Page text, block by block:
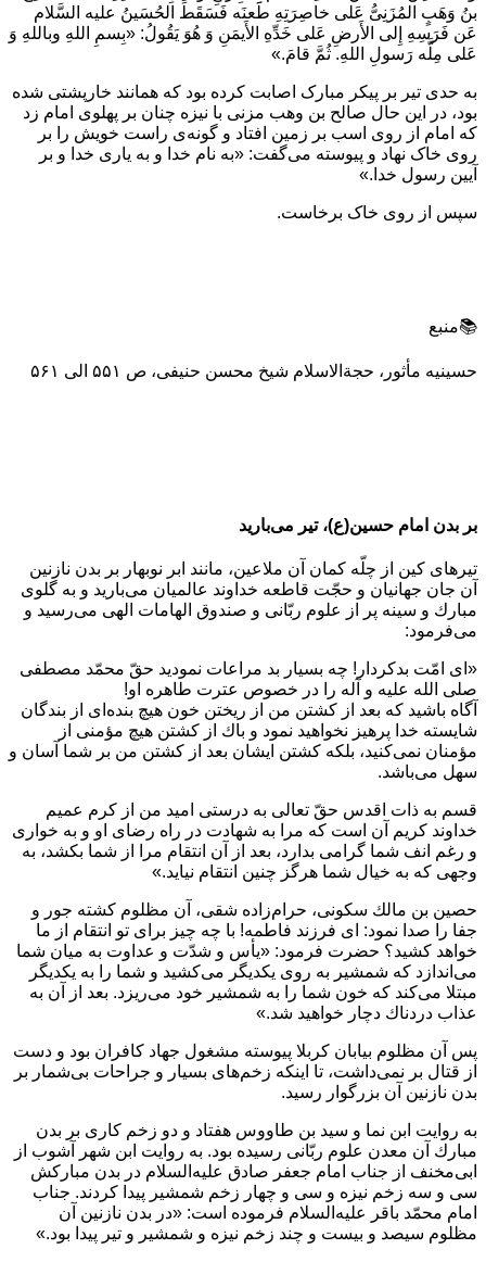
بنُ وَهَبٍ المُزَنِىُّ عَلى خاصِرَتِهِ طَعنَه فَسَقَطَ الحُسَينُ عليه السَّلام
عَن فَرَسِهِ إِلى الأَرضِ عَلى خَدِّهِ الأَيمَنِ وَ هُوَ يَقُولُ: «بِسمِ اللهِ وباللهِ وَ
عَلى مِلَّه رَسولِ اللهِ. ثُمَّ قامَ.»
به حدی تیر بر پیکر مبارک اصابت کرده بود که همانند خارپشتی شده
بود، در این حال صالح بن وهب مزنی با نیزه چنان بر پهلوی امام زد
که امام از روی اسب بر زمین افتاد و گونه‌ی راست خویش را بر
روی خاک نهاد و پیوسته می‌گفت: «به نام خدا و به یاری خدا و بر
آیین رسول خدا.»
سپس از روی خاک برخاست.
📚منبع
حسینیه مأثور، حجةالاسلام شیخ محسن حنیفی، ص ۵۵۱ الی ۵۶۱
بر بدن امام حسین(ع)، تیر می‌بارید
تيرهاى كين از چلّه كمان آن ملاعين، مانند ابر نوبهار بر بدن نازنين
آن جان جهانيان و حجّت قاطعه خداوند عالميان مى‌باريد و به گلوى
مبارك و سينه پر از علوم ربّانى و صندوق الهامات الهى مى‌رسيد و
مى‌فرمود:
«اى امّت بدكردار! چه بسيار بد مراعات نموديد حقّ‌ محمّد مصطفى
صلى الله عليه و آله را در خصوص عترت طاهره او!
آگاه باشيد كه بعد از كشتن من از ريختن خون هيچ بنده‌اى از بندگان
شايسته خدا پرهيز نخواهيد نمود و باك از كشتن هيچ مؤمنى از
مؤمنان نمى‌كنيد، بلكه كشتن ايشان بعد از كشتن من بر شما آسان و
سهل مى‌باشد.
قسم به ذات اقدس حقّ‌ تعالى به درستى اميد من از كرم عميم
خداوند كريم آن است كه مرا به شهادت در راه رضاى او و به خوارى
و رغم انف شما گرامى بدارد، بعد از آن انتقام مرا از شما بكشد، به
وجهى كه به خيال شما هرگز چنين انتقام نيايد.»
حصين بن مالك سكونى، حرام‌زاده شقى، آن مظلوم كشته جور و
جفا را صدا نمود: اى فرزند فاطمه! با چه چيز براى تو انتقام از ما
خواهد كشيد؟ حضرت فرمود: «یأس و شدّت و عداوت به ميان شما
مى‌اندازد كه شمشير به روى يكديگر مى‌كشيد و شما را به يكديگر
مبتلا مى‌كند كه خون شما را به شمشير خود مى‌ريزد. بعد از آن به
عذاب دردناك دچار خواهيد شد.»
پس آن مظلوم بيابان كربلا پيوسته مشغول جهاد كافران بود و دست
از قتال بر نمى‌داشت، تا اينكه زخم‌هاى بسيار و جراحات بى‌شمار بر
بدن نازنين آن بزرگوار رسيد.
به روايت ابن نما و سيد بن طاووس هفتاد و دو زخم كارى بر بدن
مبارك آن معدن علوم ربّانى رسيده بود. به روايت ابن شهر آشوب از
ابى‌مخنف از جناب امام جعفر صادق عليه‌السلام در بدن مباركش
سى و سه زخم نيزه و سى و چهار زخم شمشير پيدا كردند. جناب
امام محمّد باقر عليه‌السلام فرموده است: «در بدن نازنين آن
مظلوم سيصد و بيست و چند زخم نيزه و شمشير و تير پيدا بود.»